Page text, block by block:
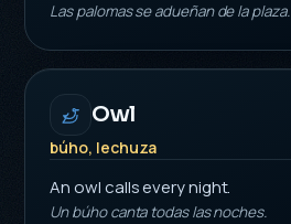
Las palomas se adueñan de la plaza.
Owl
búho, lechuza
An owl calls every night.
Un búho canta todas las noches.